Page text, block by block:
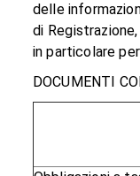
delle
di
in particolare
DOCUMENTI